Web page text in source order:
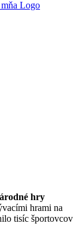
hry
hrami na
tisíc športovcov